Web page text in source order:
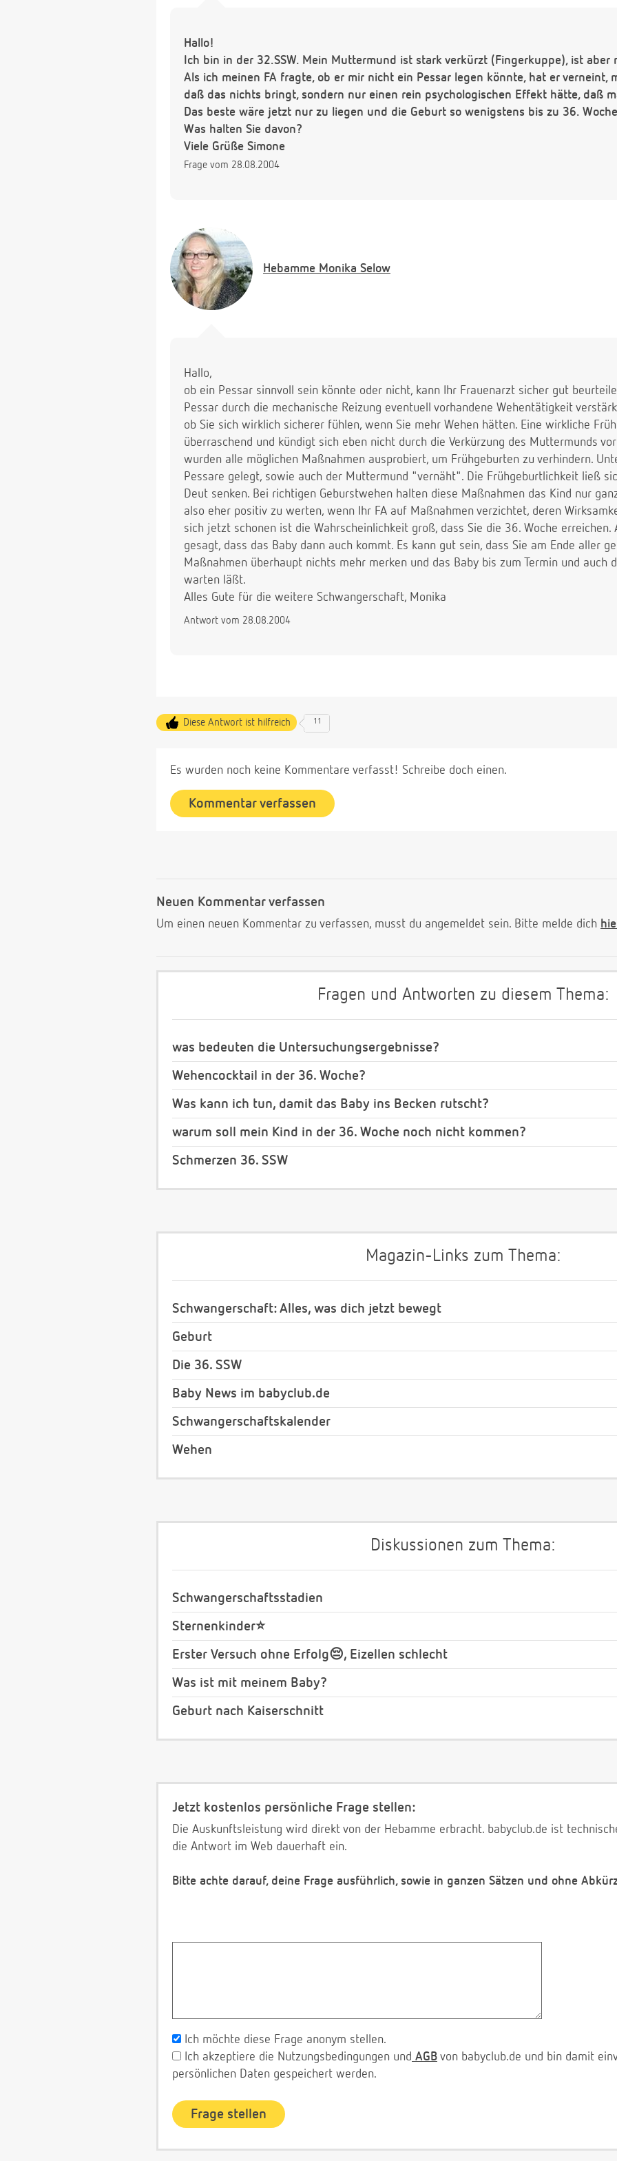
Hallo!
Ich bin in der 32.SSW. Mein Muttermund ist stark verkürzt (Fingerkuppe), ist aber
Als ich meinen FA fragte, ob er mir nicht ein Pessar legen könnte, hat er verneint,
daß das nichts bringt, sondern nur einen rein psychologischen Effekt hätte, daß
Das beste wäre jetzt nur zu liegen und die Geburt so wenigstens bis zu 36.
Was halten Sie davon?
Viele Grüße Simone
Frage vom 28.08.2004
Hebamme Monika Selow
Hallo,
ob ein Pessar sinnvoll sein könnte oder nicht, kann Ihr Frauenarzt sicher gut
Pessar durch die mechanische Reizung eventuell vorhandene Wehentätigkeit
ob Sie sich wirklich sicherer fühlen, wenn Sie mehr Wehen hätten. Eine wirkliche
überraschend und kündigt sich eben nicht durch die Verkürzung des Muttermunds
wurden alle möglichen Maßnahmen ausprobiert, um Frühgeburten zu verhindern.
Pessare gelegt, sowie auch der Muttermund "vernäht". Die Frühgeburtlichkeit ließ
Deut senken. Bei richtigen Geburstwehen halten diese Maßnahmen das Kind nur
also eher positiv zu werten, wenn Ihr FA auf Maßnahmen verzichtet, deren
sich jetzt schonen ist die Wahrscheinlichkeit groß, dass Sie die 36. Woche
gesagt, dass das Baby dann auch kommt. Es kann gut sein, dass Sie am Ende aller
Maßnahmen überhaupt nichts mehr merken und das Baby bis zum Termin und auch
warten läßt.
Alles Gute für die weitere Schwangerschaft, Monika
Antwort vom 28.08.2004
Diese Antwort ist hilfreich 11
Es wurden noch keine Kommentare verfasst! Schreibe doch einen.
Kommentar verfassen
Neuen Kommentar verfassen
Um einen neuen Kommentar zu verfassen, musst du angemeldet sein. Bitte melde dich
Fragen und Antworten zu diesem Thema:
was bedeuten die Untersuchungsergebnisse?
Wehencocktail in der 36. Woche?
Was kann ich tun, damit das Baby ins Becken rutscht?
warum soll mein Kind in der 36. Woche noch nicht kommen?
Schmerzen 36. SSW
Magazin-Links zum Thema:
Schwangerschaft: Alles, was dich jetzt bewegt
Geburt
Die 36. SSW
Baby News im babyclub.de
Schwangerschaftskalender
Wehen
Diskussionen zum Thema:
Schwangerschaftsstadien
Sternenkinder⭐️
Erster Versuch ohne Erfolg😔, Eizellen schlecht
Was ist mit meinem Baby?
Geburt nach Kaiserschnitt
Jetzt kostenlos persönliche Frage stellen:
Die Auskunftsleistung wird direkt von der Hebamme erbracht. babyclub.de ist
die Antwort im Web dauerhaft ein.
Bitte achte darauf, deine Frage ausführlich, sowie in ganzen Sätzen und ohne
Ich möchte diese Frage anonym stellen.
Ich akzeptiere die Nutzungsbedingungen und AGB von babyclub.de und bin damit
persönlichen Daten gespeichert werden.